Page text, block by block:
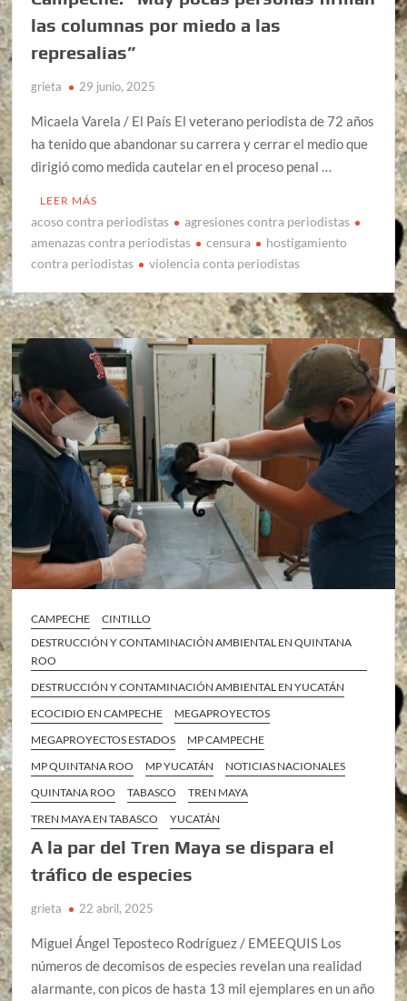
las columnas por miedo a las
represalias”
grieta 29 junio, 2025
Micaela Varela / El País El veterano periodista de 72 años
ha tenido que abandonar su carrera y cerrar el medio que
dirigió como medida cautelar en el proceso penal …
LEER MÁS
acoso contra periodistas
agresiones contra periodistas
amenazas contra periodistas
censura
hostigamiento
contra periodistas
violencia conta periodistas
CAMPECHE
CINTILLO
DESTRUCCIÓN Y CONTAMINACIÓN AMBIENTAL EN QUINTANA
ROO
DESTRUCCIÓN Y CONTAMINACIÓN AMBIENTAL EN YUCATÁN
ECOCIDIO EN CAMPECHE
MEGAPROYECTOS
MEGAPROYECTOS ESTADOS
MP CAMPECHE
MP QUINTANA ROO
MP YUCATÁN
NOTICIAS NACIONALES
QUINTANA ROO
TABASCO
TREN MAYA
TREN MAYA EN TABASCO
YUCATÁN
A la par del Tren Maya se dispara el
tráfico de especies
grieta 22 abril, 2025
Miguel Ángel Teposteco Rodríguez / EMEEQUIS Los
números de decomisos de especies revelan una realidad
alarmante, con picos de hasta 13 mil ejemplares en un año